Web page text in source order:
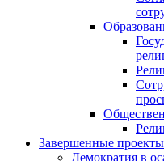
Завершенные проекты
Демократия в